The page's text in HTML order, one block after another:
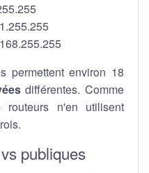
permettent environ 18
différentes. Comme
n'en utilisent
publiques